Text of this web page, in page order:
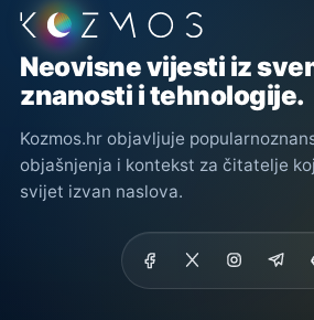
Podnožje stranice
Neovisne vijesti iz
znanosti i tehnologije.
Kozmos.hr objavljuje
objašnjenja i kontekst za čitatelje
svijet izvan naslova.